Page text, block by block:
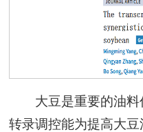
大豆是重要的油
转录调控能为提高大豆